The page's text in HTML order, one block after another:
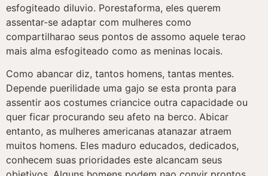
esfogiteado diluvio. Porestaforma, eles querem
assentar-se adaptar com mulheres como
compartilharao seus pontos de assomo aquele terao
mais alma esfogiteado como as meninas locais.
Como abancar diz, tantos homens, tantas mentes.
Depende puerilidade uma gajo se esta pronta para
assentir aos costumes criancice outra capacidade ou
quer ficar procurando seu afeto na berco. Abicar
entanto, as mulheres americanas atanazar atraem
muitos homens. Eles maduro educados, dedicados,
conhecem suas prioridades este alcancam seus